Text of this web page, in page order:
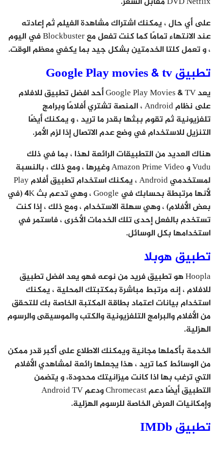
على أي حال ، يمكنك اشتراك مشاهدة الفيلم ثم إعادته
عند الانتهاء تمامًا كما كنت تفعل مع Blockbuster في اليوم
، و تعمل كلتا الخدمتين بشكل جيد بما يكفي معظم الوقت.
تطبيق Google Play movies & tv
يعد Google Play Movies & TV أحد افضل تطبيق للافلام
على نظام Android ، المنصة تشتري أفلامًا وبرامج
تلفزيونية ثم تقوم ببثها بقدر ما تريد ، و يمكنك أيضًا
التنزيل للاستخدام في وضع عدم الاتصال إذا لزم الأمر.
هناك العديد من التطبيقات الرائعة لهذا ، بما في ذلك
Vudu و Amazon Prime Video وغيرها ، ومع ذلك ، بالنسبة
لمستخدمي Android ، يمكنك استخدام تطبيق أفلام Play
لأنها مرتبطة بحسابك في Google ، وهي تدعم بث 4K (في
بعض الأفلام) ، وهي سهلة الاستخدام ، ومع ذلك ، إذا كنت
تستخدم بالفعل إحدى تلك الخدمات الأخرى ، فاستمر في
استخدامها بكل الوسائل.
تطبيق هوبلا
Hoopla هو تطبيق فريد من نوعه فهو يعد افضل تطبيق
للافلام ، إنه مرتبط مباشرة بمكتبتك المحلية ، يمكنك
استخدام بيانات اعتماد بطاقة المكتبة الخاصة بك للتحقق
من الأفلام والبرامج التلفزيونية والكتب والموسيقى والرسوم
الهزلية.
الخدمة بأكملها مجانية ويمكنك الاطلاع على أكبر قدر ممكن
من الوسائط كما تريد ، هذا يجعلها رائعة لمشاهدي الأفلام
التي ترغب بها اذا كانت ميزانيتك محدودة، و يتضمن
التطبيق أيضًا دعم Chromecast ودعم Android TV
وإمكانيات العرض الخاصة للرسوم الهزلية.
تطبيق IMDb